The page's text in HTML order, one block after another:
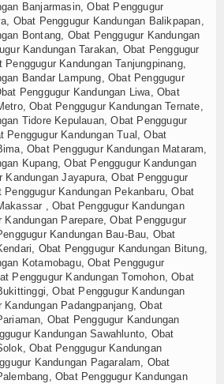
Banjarmasin, Obat Penggugur
Obat Penggugur Kandungan Balikpapan,
Bontang, Obat Penggugur Kandungan
Kandungan Tarakan, Obat Penggugur
Penggugur Kandungan Tanjungpinang,
Bandar Lampung, Obat Penggugur
Penggugur Kandungan Liwa, Obat
Obat Penggugur Kandungan Ternate,
Tidore Kepulauan, Obat Penggugur
Penggugur Kandungan Tual, Obat
Obat Penggugur Kandungan Mataram,
Kupang, Obat Penggugur Kandungan
Kandungan Jayapura, Obat Penggugur
Penggugur Kandungan Pekanbaru, Obat
, Obat Penggugur Kandungan
Kandungan Parepare, Obat Penggugur
Kandungan Bau-Bau, Obat
Obat Penggugur Kandungan Bitung,
Kotamobagu, Obat Penggugur
Penggugur Kandungan Tomohon, Obat
Obat Penggugur Kandungan
Kandungan Padangpanjang, Obat
Obat Penggugur Kandungan
Kandungan Sawahlunto, Obat
Obat Penggugur Kandungan
Kandungan Pagaralam, Obat
Obat Penggugur Kandungan